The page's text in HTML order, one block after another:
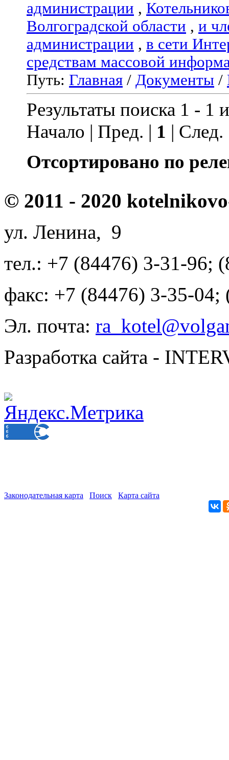
администрации ,
Волгоградской области , и
администрации , в сети
средствам массовой
Путь: Главная / Документы /
Результаты поиска 1 - 1
Начало | Пред. | 1 |
Отсортировано по
© 2011 - 2020
ул. Ленина, 9
тел.: +7 (84476) 3-31-96;
факс: +7 (84476) 3-35-04;
Эл. почта:
Разработка сайта -
Законодательная карта Поиск Карта сайта